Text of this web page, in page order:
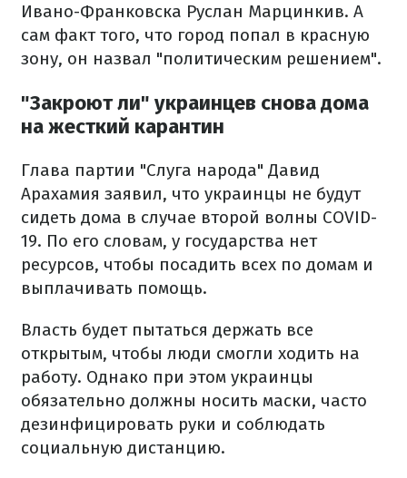
Ивано-Франковска Руслан Марцинкив. А
сам факт того, что город попал в красную
зону, он назвал "политическим решением".
"Закроют ли" украинцев снова дома
на жесткий карантин
Глава партии "Слуга народа" Давид
Арахамия заявил, что украинцы не будут
сидеть дома в случае второй волны COVID-
19. По его словам, у государства нет
ресурсов, чтобы посадить всех по домам и
выплачивать помощь.
Власть будет пытаться держать все
открытым, чтобы люди смогли ходить на
работу. Однако при этом украинцы
обязательно должны носить маски, часто
дезинфицировать руки и соблюдать
социальную дистанцию.